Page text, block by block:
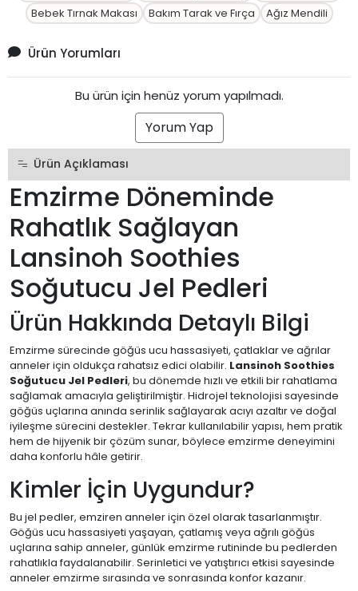
Bebek Tırnak Makası
Bakım Tarak ve Fırça Ağız Mendili
Ürün Yorumları
Bu ürün için henüz yorum yapılmadı.
Yorum Yap
Ürün Açıklaması
Emzirme Döneminde
Rahatlık Sağlayan
Lansinoh Soothies
Soğutucu Jel Pedleri
Ürün Hakkında Detaylı Bilgi
Emzirme sürecinde göğüs ucu hassasiyeti, çatlaklar ve ağrılar
anneler için oldukça rahatsız edici olabilir. Lansinoh Soothies
Soğutucu Jel Pedleri, bu dönemde hızlı ve etkili bir rahatlama
sağlamak amacıyla geliştirilmiştir. Hidrojel teknolojisi sayesinde
göğüs uçlarına anında serinlik sağlayarak acıyı azaltır ve doğal
iyileşme sürecini destekler. Tekrar kullanılabilir yapısı, hem pratik
hem de hijyenik bir çözüm sunar, böylece emzirme deneyimini
daha konforlu hâle getirir.
Kimler İçin Uygundur?
Bu jel pedler, emziren anneler için özel olarak tasarlanmıştır.
Göğüs ucu hassasiyeti yaşayan, çatlamış veya ağrılı göğüs
uçlarına sahip anneler, günlük emzirme rutininde bu pedlerden
rahatlıkla faydalanabilir. Serinletici ve yatıştırıcı etkisi sayesinde
anneler emzirme sırasında ve sonrasında konfor kazanır.